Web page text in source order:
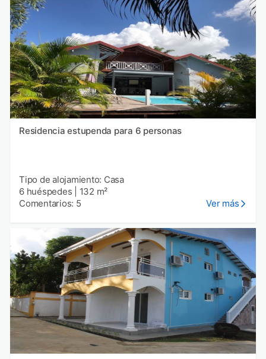
Residencia estupenda para 6 personas
Tipo de alojamiento: Casa
6 huéspedes
132 m²
Comentarios: 5
Ver más